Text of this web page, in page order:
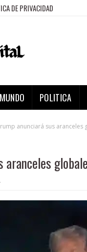
DE PRIVACIDAD
MUNDO POLITICA
anunciará sus aranceles
aranceles